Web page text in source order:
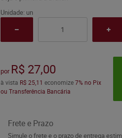
Unidade: un
por R$ 27,00
à vista R$ 25,11 economize7% no Pix
ou Transferência Bancária
Frete e Prazo
Simule o frete e o prazo de entrega